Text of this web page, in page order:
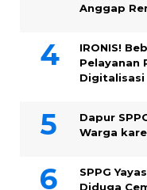
Anggap
IRONIS!
Pelayanan
Digitalisasi
Dapur
Warga
SPPG
Diduga